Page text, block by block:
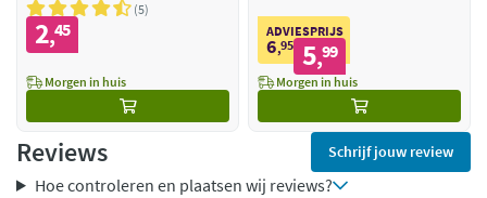
5
2,45
Morgen in huis
ADVIESPRIJS
6,95 5,99
Morgen in huis
Reviews Schrijf jouw review
Hoe controleren en plaatsen wij reviews?